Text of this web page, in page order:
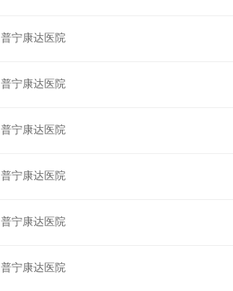
普宁康达医院
普宁康达医院
普宁康达医院
普宁康达医院
普宁康达医院
普宁康达医院